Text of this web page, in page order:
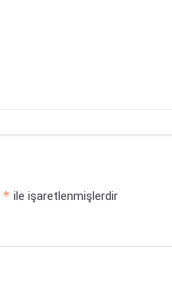
* ile işaretlenmişlerdir